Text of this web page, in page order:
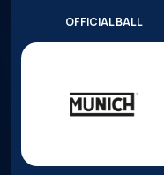
OFFICIAL BALL